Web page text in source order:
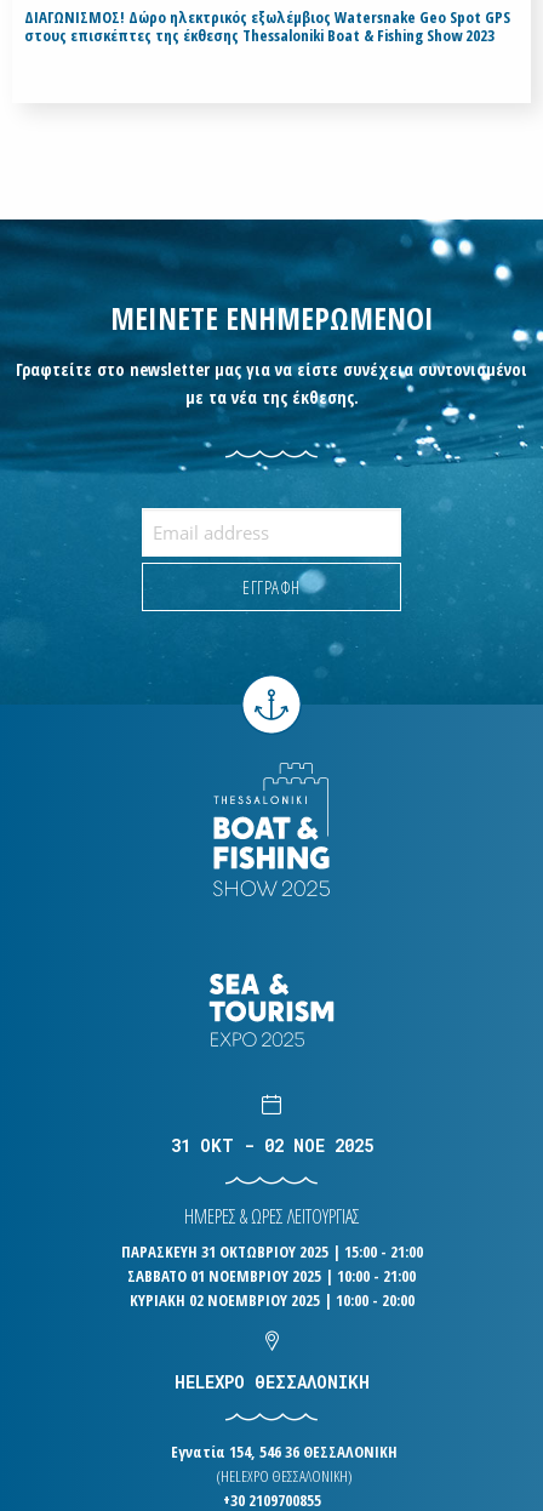
ΔΙΑΓΩΝΙΣΜΟΣ! Δώρο ηλεκτρικός εξωλέμβιος Watersnake Geo Spot GPS
στους επισκέπτες της έκθεσης Thessaloniki Boat & Fishing Show 2023
ΜΕΙΝΕΤΕ ΕΝΗΜΕΡΩΜΕΝΟΙ
Γραφτείτε στο newsletter μας για να είστε συνέχεια συντονισμένοι
με τα νέα της έκθεσης.
31 OKT - 02 NOE 2025
ΗΜΕΡΕΣ & ΩΡΕΣ ΛΕΙΤΟΥΡΓΙΑΣ
ΠΑΡΑΣΚΕΥΗ 31 ΟΚΤΩΒΡΙΟΥ 2025 | 15:00 - 21:00
ΣΑΒΒΑΤΟ 01 ΝΟΕΜΒΡΙΟΥ 2025 | 10:00 - 21:00
ΚΥΡΙΑΚΗ 02 ΝΟΕΜΒΡΙΟΥ 2025 | 10:00 - 20:00
HELEXPO ΘΕΣΣΑΛΟΝΙΚΗ
Εγνατία 154, 546 36 ΘΕΣΣΑΛΟΝΙΚΗ
(HELEXPO ΘΕΣΣΑΛΟΝΙΚΗ)
+30 2109700855